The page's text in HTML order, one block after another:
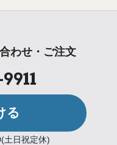
わせ・ご注文
る
土日祝定休)